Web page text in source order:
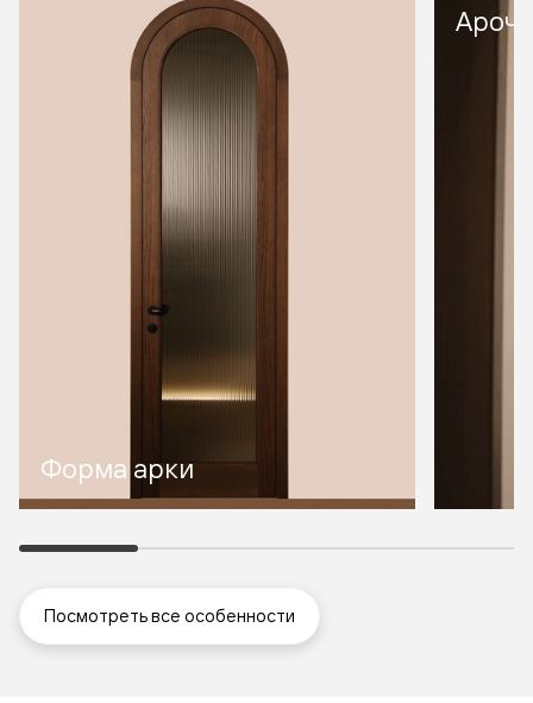
Форма арки
Посмотреть все особенности